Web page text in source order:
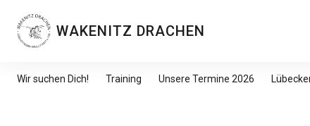
überspringenWAKENITZ DRACHEN
Wir suchen Dich! Training Unsere Termine 2026